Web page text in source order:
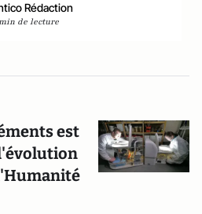
Rédaction
de lecture
est